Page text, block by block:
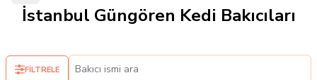
İstanbul Güngören Kedi Bakıcıları
FİLTRELE